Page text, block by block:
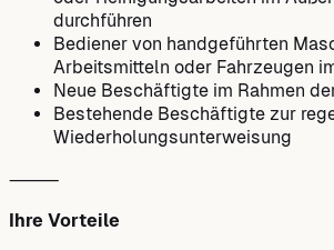
durchführen
Bediener von handgeführten
Arbeitsmitteln oder Fahrzeugen
Neue Beschäftigte im Rahmen
Bestehende Beschäftigte zur
Wiederholungsunterweisung
⸻
Ihre Vorteile